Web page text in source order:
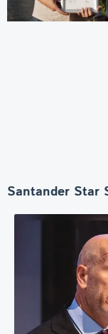
Santander Star